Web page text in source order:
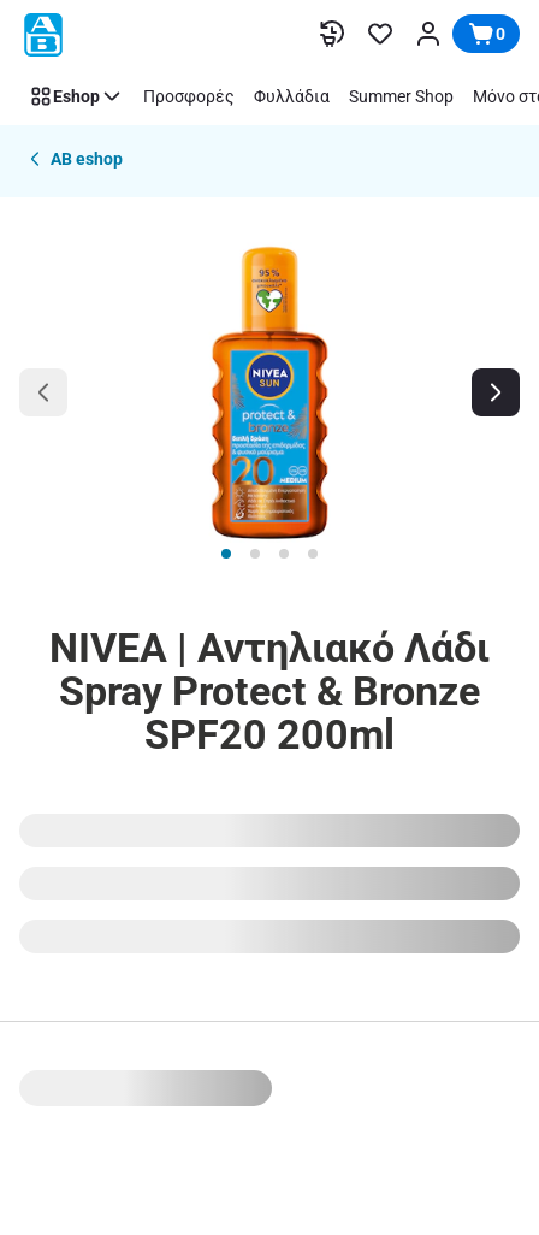
Παράλειψη 0
Eshop Προσφορές Φυλλάδια Summer Shop Μόνο
AB eshop
NIVEA | Αντηλιακό Λάδι
Spray Protect & Bronze
SPF20 200ml